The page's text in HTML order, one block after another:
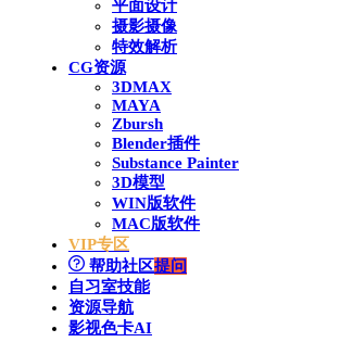
平面设计
摄影摄像
特效解析
CG资源
3DMAX
MAYA
Zbursh
Blender插件
Substance Painter
3D模型
WIN版软件
MAC版软件
VIP专区
帮助社区提问
自习室技能
资源导航
影视色卡AI